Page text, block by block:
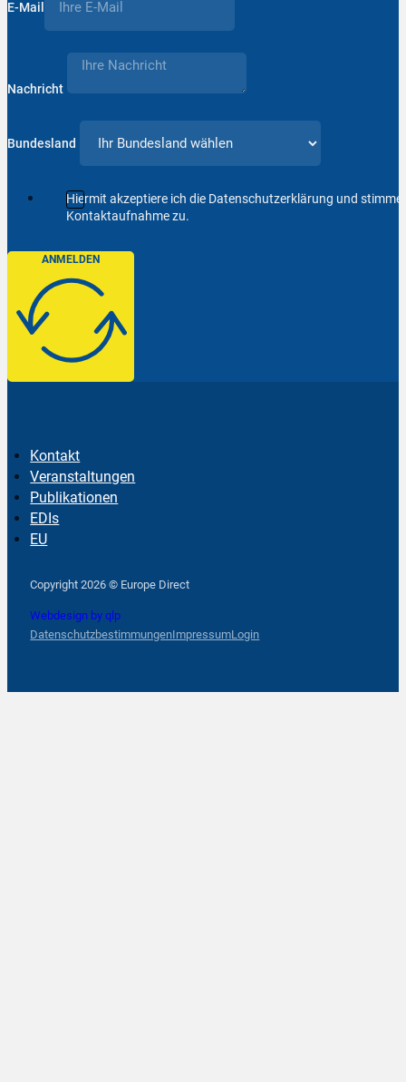
E-Mail
Nachricht
Bundesland
Hiermit akzeptiere ich die Datenschutzerklärung und
Kontaktaufnahme zu.
ANMELDEN
Kontakt
Veranstaltungen
Publikationen
EDIs
EU
Copyright 2026 © Europe Direct
Webdesign by qlp
DatenschutzbestimmungenImpressumLogin